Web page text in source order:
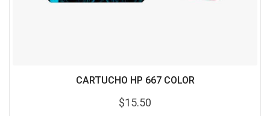
CARTUCHO HP 667 COLOR
$15.50